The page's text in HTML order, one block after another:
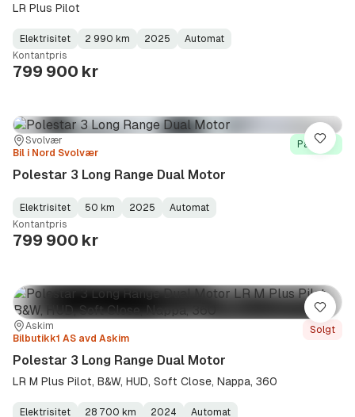
LR Plus Pilot
Fuel
Type:
Elektrisitet
Kilometerstand:
2 990 km
Model
Year:
2025
Gearbox
Type:
Automat
Kontantpris
799 900 kr
Sted:
Svolvær
Forhandler:
Bil i Nord Svolvær
På lager
Polestar 3 Long Range Dual Motor
Fuel
Type:
Elektrisitet
Kilometerstand:
50 km
Model
Year:
2025
Gearbox
Type:
Automat
Kontantpris
799 900 kr
Lagre
Sted:
Askim
Forhandler:
Bilbutikk1 AS avd Askim
Solgt
Polestar 3 Long Range Dual Motor
LR M Plus Pilot, B&W, HUD, Soft Close, Nappa, 360
Elektrisitet 28 700 km 2024
Automat
Lagre